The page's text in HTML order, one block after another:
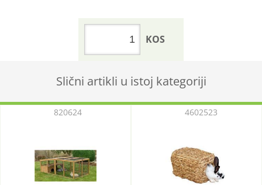
KOS
Slični artikli u istoj kategoriji
820624 4602523